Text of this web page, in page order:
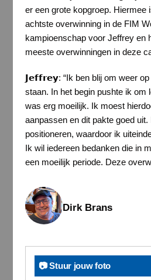
er een grote kopgroep. Hiermee
achtste overwinning in de FIM
kampioenschap voor Jeffrey en
meeste overwinningen in deze
𝗝𝗲𝗳𝗳𝗿𝗲𝘆: “Ik ben blij om weer
staan. In het begin pushte ik om
was erg moeilijk. Ik moest
aanpassen en dit pakte goed
positioneren, waardoor ik
Ik wil iedereen bedanken die in
een moeilijk periode. Deze
Dirk Brans
📷 Stuur jouw foto